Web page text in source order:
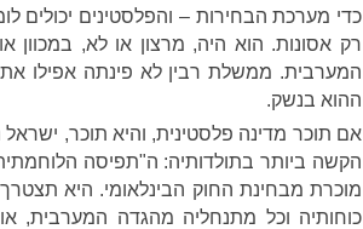
כדי מערכת הבחירות – והפלסטינים יכולים
רק אסונות. הוא היה, מרצון או לא, במכוון
המערבית. ממשלת רבין לא פינתה אפילו את
ההוא בנשק.
אם תוכר מדינה פלסטינית, והיא תוכר,
הקשה ביותר בתולדותיה: ה"תפיסה
מוכרת מבחינת החוק הבינלאומי. היא
כוחותיה וכל מתנחליה מהגדה